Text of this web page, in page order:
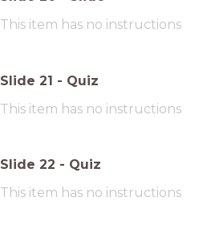
This item has no instructions
Slide 21 - Quiz
This item has no instructions
Slide 22 - Quiz
This item has no instructions